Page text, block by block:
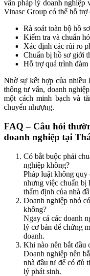
vấn pháp lý doanh nghiệp
Vinasc Group có thể hỗ trợ
Rà soát toàn bộ hồ
Kiểm tra và chuẩn
Xác định các rủi ro
Chuẩn bị hồ sơ giới
Hỗ trợ quá trình
Nhờ sự kết hợp của nhiều
thống tư vấn, doanh
một cách minh bạch và
chuyển nhượng.
FAQ – Câu hỏi
doanh nghiệp tại
Có bắt buộc phải
nghiệp không?
Pháp luật không quy
nhưng việc chuẩn bị
thẩm định của nhà
Doanh nghiệp nhỏ
không?
Ngay cả các doanh
lý cơ bản để chứng
doanh.
Khi nào nên bắt đầu
Doanh nghiệp nên
nhà đầu tư để có đủ
lý phát sinh.